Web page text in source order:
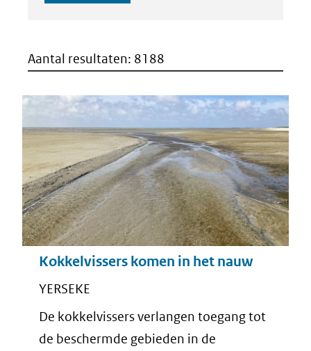
Aantal resultaten: 8188
Resultaten
Kokkelvissers komen in het nauw
YERSEKE
De kokkelvissers verlangen toegang tot
de beschermde gebieden in de